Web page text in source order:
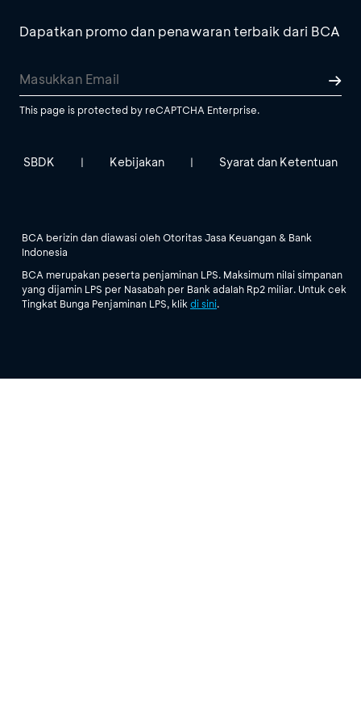
Dapatkan promo dan penawaran terbaik dari BCA
This page is protected by reCAPTCHA Enterprise.
SBDK | Kebijakan | Syarat dan Ketentuan
BCA berizin dan diawasi oleh Otoritas Jasa Keuangan & Bank
Indonesia
BCA merupakan peserta penjaminan LPS. Maksimum nilai simpanan
yang dijamin LPS per Nasabah per Bank adalah Rp2 miliar. Untuk cek
Tingkat Bunga Penjaminan LPS, klikdi sini.